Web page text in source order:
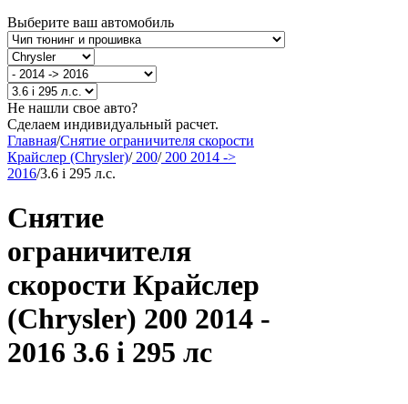
Выберите ваш автомобиль
Не нашли свое авто?
Сделаем индивидуальный расчет.
Главная/Снятие ограничителя скорости
Крайслер (Chrysler)/200/200 2014 ->
2016/3.6 i 295 л.с.
Снятие
ограничителя
скорости Крайслер
(Chrysler) 200 2014 -
2016 3.6 i 295 лс